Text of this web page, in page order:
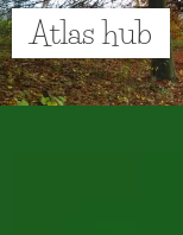
Atlas hub